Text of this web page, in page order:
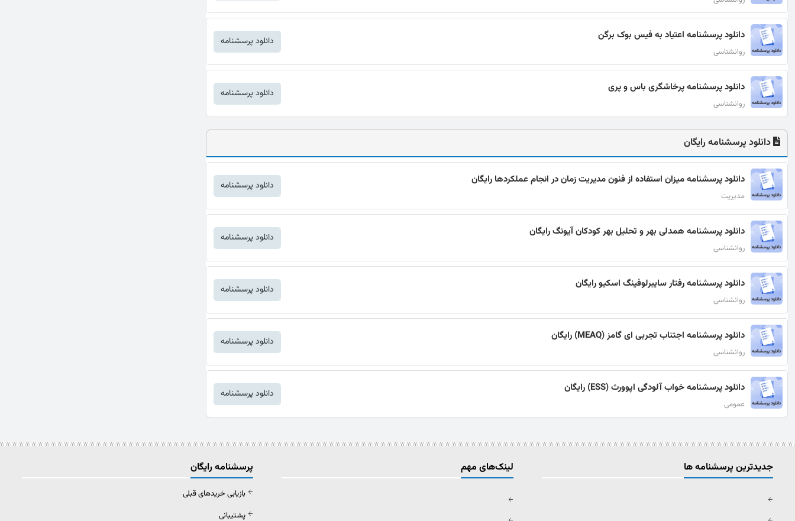
دانلود پرسشنامه اعتیاد به فیس بوک برگن
روانشناسی
دانلود پرسشنامه
دانلود پرسشنامه پرخاشگری باس و پری
روانشناسی
دانلود پرسشنامه
دانلود پرسشنامه رایگان
دانلود پرسشنامه میزان استفاده از فنون مدیریت زمان در انجام عملکردها رایگان
مدیریت
دانلود پرسشنامه
دانلود پرسشنامه همدلی بهر و تحلیل بهر کودکان آیونگ رایگان
روانشناسی
دانلود پرسشنامه
دانلود پرسشنامه رفتار سایبرلوفینگ اسکیو رایگان
روانشناسی
دانلود پرسشنامه
دانلود پرسشنامه اجتناب تجربی ای گامز (MEAQ) رایگان
روانشناسی
دانلود پرسشنامه
دانلود پرسشنامه خواب آلودگی اپوورث (ESS) رایگان
عمومی
دانلود پرسشنامه
جدیدترین پرسشنامه ها لینک‌های مهم پرسشنامه رایگان
بازیابی خریدهای قبلی
پشتیبانی